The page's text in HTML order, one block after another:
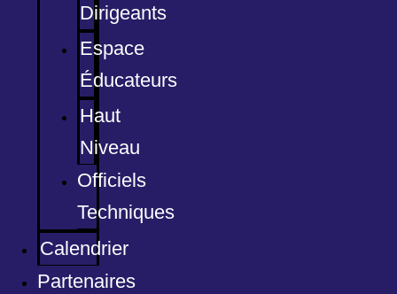
Dirigeants
Espace
Éducateurs
Haut
Niveau
Officiels
Techniques
Calendrier
Partenaires